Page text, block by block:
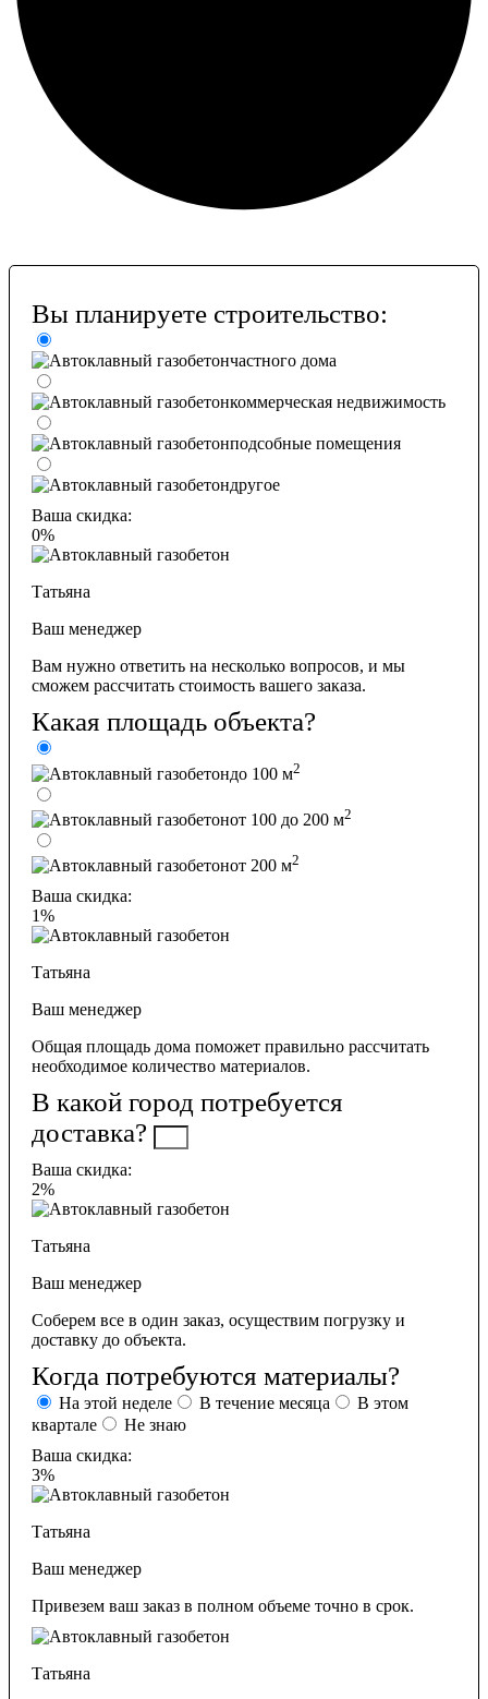
Вы планируете строительство:
частного дома
коммерческая недвижимость
подсобные помещения
другое
Ваша скидка:
0%
Татьяна
Ваш менеджер
Вам нужно ответить на несколько вопросов, и мы
сможем рассчитать стоимость вашего заказа.
Какая площадь объекта?
до 100 м2
от 100 до 200 м2
от 200 м2
Ваша скидка:
1%
Татьяна
Ваш менеджер
Общая площадь дома поможет правильно рассчитать
необходимое количество материалов.
В какой город потребуется
доставка?
Ваша скидка:
2%
Татьяна
Ваш менеджер
Соберем все в один заказ, осуществим погрузку и
доставку до объекта.
Когда потребуются материалы?
На этой неделе В течение месяца
В этом
квартале
Не знаю
Ваша скидка:
3%
Татьяна
Ваш менеджер
Привезем ваш заказ в полном объеме точно в срок.
Татьяна